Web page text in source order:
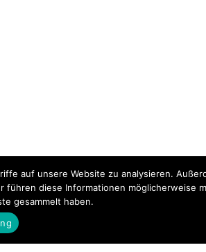
auf unsere Website zu analysieren.
führen diese Informationen möglicherweise
gesammelt haben.